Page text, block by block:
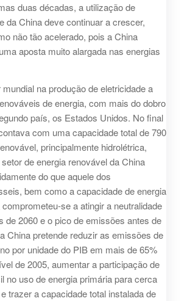
duas décadas, a utilização de
da China deve continuar a crescer,
não tão acelerado, pois a China
aposta muito alargada nas energias
na produção de eletricidade a
​​de energia, com mais do dobro
país, os Estados Unidos. No final
com uma capacidade total de 790
principalmente hidrolétrica,
de energia renovável da China
do que aquele dos
bem como a capacidade de energia
se a atingir a neutralidade
de 2060 e o pico de emissões antes de
China pretende reduzir as emissões de
por unidade do PIB em mais de 65%
de 2005, aumentar a participação de
no uso de energia primária para cerca
trazer a capacidade total instalada de